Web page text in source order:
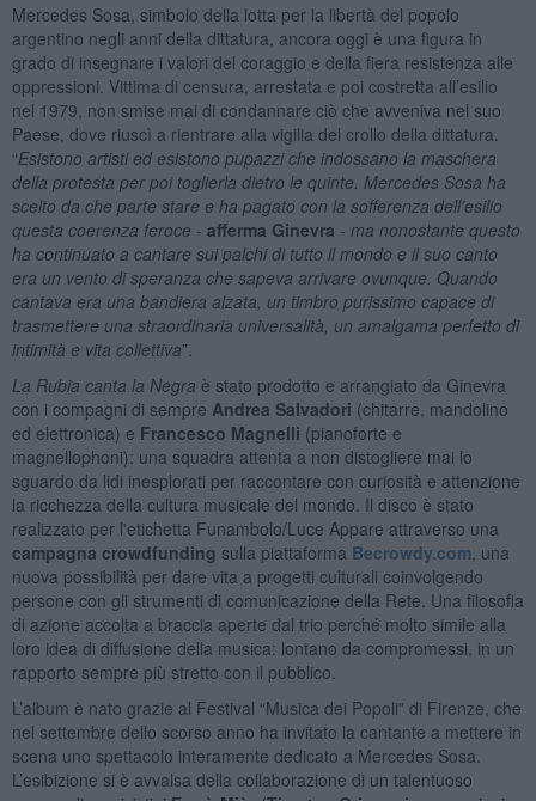
Mercedes Sosa, simbolo della lotta per la libertà del popolo
argentino negli anni della dittatura, ancora oggi è una figura in
grado di insegnare i valori del coraggio e della fiera resistenza alle
oppressioni. Vittima di censura, arrestata e poi costretta all’esilio
nel 1979, non smise mai di condannare ciò che avveniva nel suo
Paese, dove riuscì a rientrare alla vigilia del crollo della dittatura.
“Esistono artisti ed esistono pupazzi che indossano la maschera
della protesta per poi toglierla dietro le quinte. Mercedes Sosa ha
scelto da che parte stare e ha pagato con la sofferenza dell’esilio
questa coerenza feroce - afferma Ginevra - ma nonostante questo
ha continuato a cantare sui palchi di tutto il mondo e il suo canto
era un vento di speranza che sapeva arrivare ovunque. Quando
cantava era una bandiera alzata, un timbro purissimo capace di
trasmettere una straordinaria universalità, un amalgama perfetto di
intimità e vita collettiva”.
La Rubia canta la Negra è stato prodotto e arrangiato da Ginevra
con i compagni di sempre Andrea Salvadori (chitarre, mandolino
ed elettronica) e Francesco Magnelli (pianoforte e
magnellophoni): una squadra attenta a non distogliere mai lo
sguardo da lidi inesplorati per raccontare con curiosità e attenzione
la ricchezza della cultura musicale del mondo. Il disco è stato
realizzato per l'etichetta Funambolo/Luce Appare attraverso una
campagna crowdfunding sulla piattaforma Becrowdy.com , una
nuova possibilità per dare vita a progetti culturali coinvolgendo
persone con gli strumenti di comunicazione della Rete. Una filosofia
di azione accolta a braccia aperte dal trio perché molto simile alla
loro idea di diffusione della musica: lontano da compromessi, in un
rapporto sempre più stretto con il pubblico.
L’album è nato grazie al Festival “Musica dei Popoli” di Firenze, che
nel settembre dello scorso anno ha invitato la cantante a mettere in
scena uno spettacolo interamente dedicato a Mercedes Sosa.
L’esibizione si è avvalsa della collaborazione di un talentuoso